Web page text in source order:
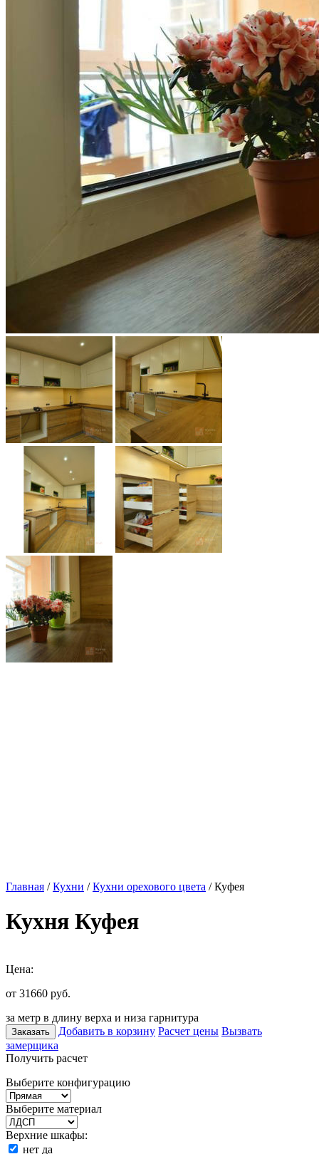
Главная /Кухни /Кухни орехового цвета / Куфея
Кухня Куфея
Цена:
от 31660 руб.
за метр в длину верха и низа гарнитура
Заказать Добавить в корзину Расчет цены Вызвать
замерщика
Получить расчет
Выберите конфигурацию
Выберите материал
Верхние шкафы:
нет да